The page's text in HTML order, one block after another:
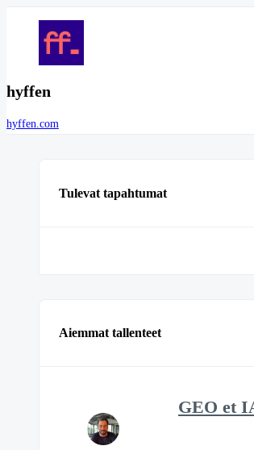
hyffen
hyffen.com
Tulevat tapahtumat
Aiemmat tallenteet
GEO et